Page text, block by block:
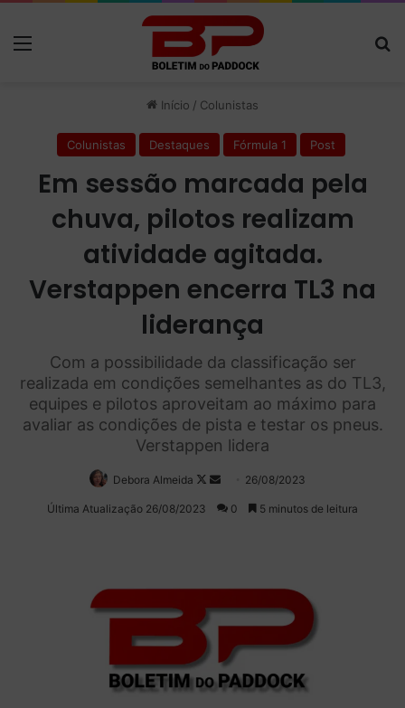
Início / Colunistas
Colunistas Destaques Fórmula 1 Post
Em sessão marcada pela
chuva, pilotos realizam
atividade agitada.
Verstappen encerra TL3 na
liderança
Com a possibilidade da classificação ser
realizada em condições semelhantes as do TL3,
equipes e pilotos aproveitam ao máximo para
avaliar as condições de pista e testar os pneus.
Verstappen lidera
Debora Almeida
Follow
on
Mande
um
26/08/2023
Última Atualização 26/08/2023 0 5 minutos de leitura